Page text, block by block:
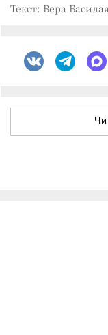
Текст: Вера Басилая